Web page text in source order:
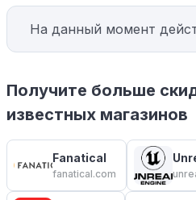
На данный момент
Получите больше
известных магазинов
Fanatical
fanatical.com